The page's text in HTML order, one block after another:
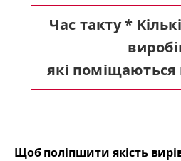
Час такту*
які поміщаються
Щоб поліпшити якість